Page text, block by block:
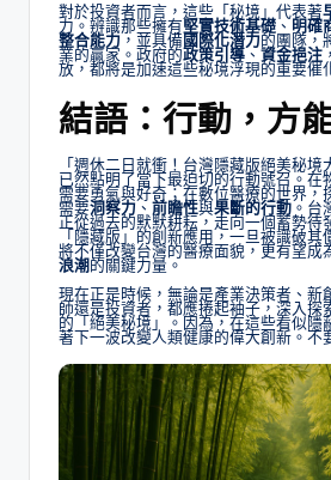
對於投資者而言，這些「秘境」代表著
力。辨識那些擁有堅實技術基礎、明確
整合能力，並具備國際化潛力的團隊，
業的贏家。政府的政策引導、資金挹注
放，都將是加速這些秘境浮現的重要催
結語：行動，方
「週休二日就衝！台灣隱藏版絕美秘境
已然點明了當下最迫切的行動號召。在
需要勇氣與好奇；在數位醫療的世界，
需要洞察力、前瞻性與果斷的行動。台
正從過去的默默耕耘，走向一個蓄勢待
「隱藏版」的創新應用，一旦被識破其
將不僅改變台灣的醫療面貌，更有望成
浪潮的關鍵力量。
現在正是時候，無論是產業決策者、新
師還是投資者，都應捲起袖子，深入探
的「絕美秘境」。因為，在這些看似隱
著下一波改變人類健康的偉大創新。不